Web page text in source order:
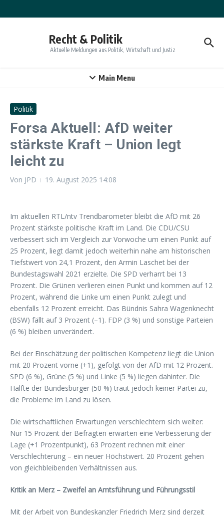
Recht & Politik
Aktuelle Meldungen aus Politik, Wirtschaft und Justiz
Main Menu
Politik
Forsa Aktuell: AfD weiter
stärkste Kraft – Union legt
leicht zu
Von JPD 19. August 2025 14:08
Im aktuellen RTL/ntv Trendbarometer bleibt die AfD mit 26
Prozent stärkste politische Kraft im Land. Die CDU/CSU
verbessert sich im Vergleich zur Vorwoche um einen Punkt auf
25 Prozent, liegt damit jedoch weiterhin nahe am historischen
Tiefstwert von 24,1 Prozent, den Armin Laschet bei der
Bundestagswahl 2021 erzielte. Die SPD verharrt bei 13
Prozent. Die Grünen verlieren einen Punkt und kommen auf 12
Prozent, während die Linke um einen Punkt zulegt und
ebenfalls 12 Prozent erreicht. Das Bündnis Sahra Wagenknecht
(BSW) fällt auf 3 Prozent (–1). FDP (3 %) und sonstige Parteien
(6 %) bleiben unverändert.
Bei der Einschätzung der politischen Kompetenz liegt die Union
mit 20 Prozent vorne (+1), gefolgt von der AfD mit 12 Prozent.
SPD (6 %), Grüne (5 %) und Linke (5 %) liegen dahinter. Die
Hälfte der Bundesbürger (50 %) traut jedoch keiner Partei zu,
die Probleme im Land zu lösen.
Die wirtschaftlichen Erwartungen verschlechtern sich weiter:
Nur 15 Prozent der Befragten erwarten eine Verbesserung der
Lage (+1 Prozentpunkt), 63 Prozent rechnen mit einer
Verschlechterung – ein neuer Höchstwert. 20 Prozent gehen
von gleichbleibenden Verhältnissen aus.
Kritik an Merz – Zweifel an Amtsführung und Führungsstil
Mit der Arbeit von Bundeskanzler Friedrich Merz sind derzeit